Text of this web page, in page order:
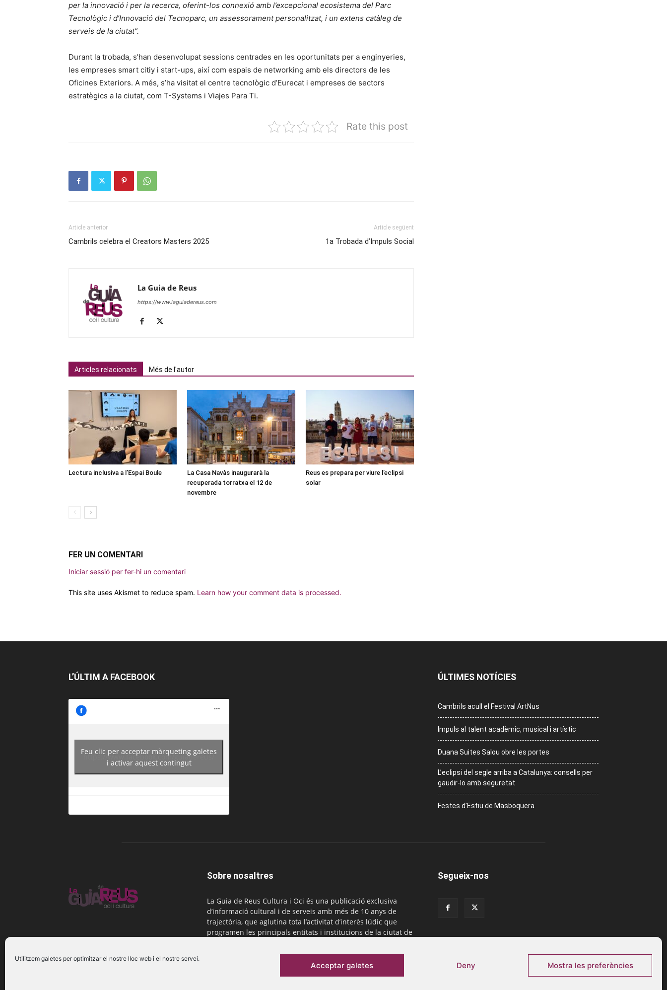
Utilitzem galetes per optimitzar el nostre lloc web i el nostre servei.
Acceptar galetes Deny Mostra les preferències
per la innovació i per la recerca, oferint-los connexió amb l’excepcional ecosistema del Parc
Tecnològic i d’Innovació del Tecnoparc, un assessorament personalitzat, i un extens catàleg de
serveis de la ciutat”.
Durant la trobada, s’han desenvolupat sessions centrades en les oportunitats per a enginyeries,
les empreses smart citiy i start-ups, així com espais de networking amb els directors de les
Oficines Exteriors. A més, s’ha visitat el centre tecnològic d’Eurecat i empreses de sectors
estratègics a la ciutat, com T-Systems i Viajes Para Ti.
Rate this post
Article anterior
Cambrils celebra el Creators Masters 2025
Article següent
1a Trobada d’Impuls Social
La Guia de Reus
https://www.laguiadereus.com
Articles relacionats Més de l'autor
Lectura inclusiva a l’Espai Boule
La Casa Navàs inaugurarà la
recuperada torratxa el 12 de
novembre
Reus es prepara per viure l’eclipsi
solar
FER UN COMENTARI
Iniciar sessió per fer-hi un comentari
This site uses Akismet to reduce spam. Learn how your comment data is processed.
L’ÚLTIM A FACEBOOK
https://www.facebook.com/guiadereus/
Feu clic per acceptar màrqueting galetes
i activar aquest contingut
ÚLTIMES NOTÍCIES
Cambrils acull el Festival ArtNus
Impuls al talent acadèmic, musical i artístic
Duana Suites Salou obre les portes
L’eclipsi del segle arriba a Catalunya: consells per
gaudir-lo amb seguretat
Festes d’Estiu de Masboquera
Sobre nosaltres
La Guia de Reus Cultura i Oci és una publicació exclusiva
d’informació cultural i de serveis amb més de 10 anys de
trajectòria, que aglutina tota l’activitat d’interès lúdic que
programen les principals entitats i institucions de la ciutat de
comercial@laguiadereus.com
Segueix-nos